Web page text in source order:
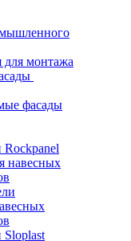
для монтажа
фасады
навесных